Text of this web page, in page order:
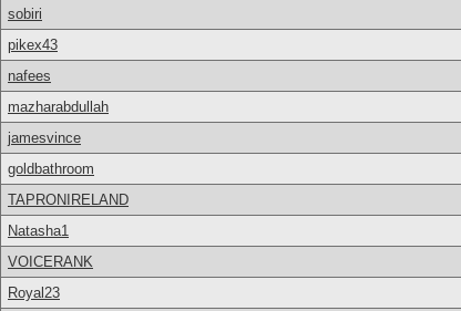
sobiri
pikex43
nafees
mazharabdullah
jamesvince
goldbathroom
TAPRONIRELAND
Natasha1
VOICERANK
Royal23